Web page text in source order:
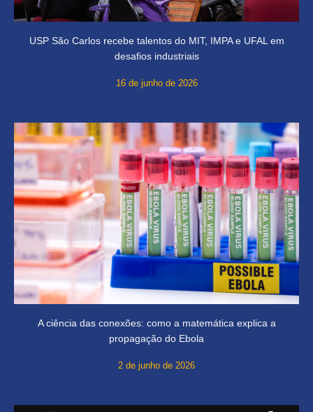
USP São Carlos recebe talentos do MIT, IMPA e UFAL em
desafios industriais
16 de junho de 2026
A ciência das conexões: como a matemática explica a
propagação do Ebola
2 de junho de 2026